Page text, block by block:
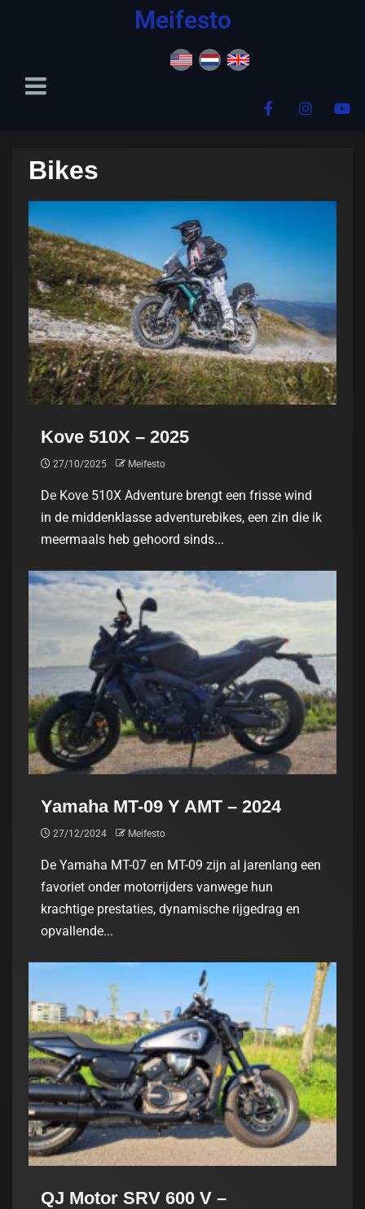
Meifesto
Bikes
Kove 510X – 2025
27/10/2025 Meifesto
De Kove 510X Adventure brengt een frisse wind
in de middenklasse adventurebikes, een zin die ik
meermaals heb gehoord sinds...
Yamaha MT-09 Y AMT – 2024
27/12/2024 Meifesto
De Yamaha MT-07 en MT-09 zijn al jarenlang een
favoriet onder motorrijders vanwege hun
krachtige prestaties, dynamische rijgedrag en
opvallende...
QJ Motor SRV 600 V –